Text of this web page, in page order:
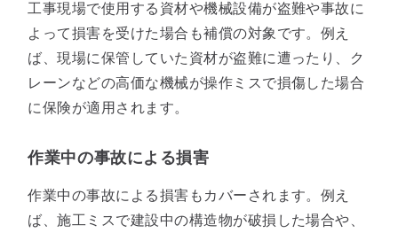
工事現場で使用する資材や機械設備が盗難や事故に
よって損害を受けた場合も補償の対象です。例え
ば、現場に保管していた資材が盗難に遭ったり、ク
レーンなどの高価な機械が操作ミスで損傷した場合
に保険が適用されます。
作業中の事故による損害
作業中の事故による損害もカバーされます。例え
ば、施工ミスで建設中の構造物が破損した場合や、